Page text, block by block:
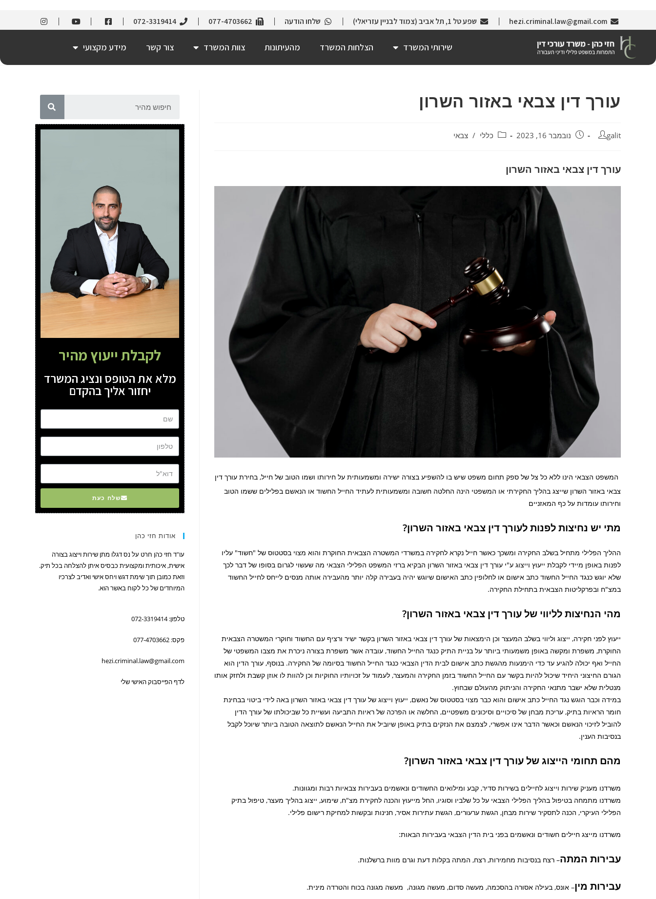
hezi.criminal.law@gmail.com שפע טל 1, תל אביב (צמוד לבניין עזריאלי) שלחו הודעה 077-4703662
072-3319414
שירותי המשרד הצלחות המשרד מהעיתונות צוות המשרד צור קשר מידע מקצועי
עורך דין צבאי באזור השרון
galit נובמבר 16, 2023 כללי / צבאי
עורך דין צבאי באזור השרון
המשפט הצבאי הינו ללא כל צל של ספק תחום משפט שיש בו להשפיע בצורה ישירה ומשמעותית על חירותו ושמו הטוב של חייל, בחירת עורך דין
צבאי באזור השרון שייצג בהליך החקירתי או המשפטי הינה החלטה חשובה ומשמעותית לעתיד החייל החשוד או הנאשם בפלילים ששמו הטוב
וחירותו עומדות על כף המאזניים
מתי יש נחיצות לפנות לעורך דין צבאי באזור השרון?
ההליך הפלילי מתחיל בשלב החקירה ומשכך כאשר חייל נקרא לחקירה במשרדי המשטרה הצבאית החוקרת והוא מצוי בסטטוס של "חשוד" עליו
לפנות באופן מיידי לקבלת ייעוץ וייצוג ע"י עורך דין צבאי באזור השרון הבקיא ברזי המשפט הפלילי הצבאי מה שעשוי לגרום בסופו של דבר לכך
שלא יוגש כנגד החייל החשוד כתב אישום או לחלופין כתב האישום שיוגש יהיה בעבירה קלה יותר מהעבירה אותה מנסים לייחס לחייל החשוד
במצ"ח ובפרקליטות הצבאית בתחילת החקירה.
מהי הנחיצות לליווי של עורך דין צבאי באזור השרון?
ייעוץ לפני חקירה, ייצוג וליווי בשלב המעצר וכן הימצאות של עורך דין צבאי באזור השרון בקשר ישיר ורציף עם החשוד וחוקרי המשטרה הצבאית
החוקרת, משפרת ומקשה באופן משמעותי ביותר על בניית התיק כנגד החייל החשוד, עובדה אשר משפרת בצורה ניכרת את מצבו המשפטי של
החייל ואף יכולה להגיע עד כדי הימנעות מהגשת כתב אישום לבית הדין הצבאי כנגד החייל החשוד בסיומה של החקירה. בנוסף, עורך הדין הוא
הגורם החיצוני היחיד שיכול להיות בקשר עם החייל החשוד בזמן החקירה והמעצר, לעמוד על זכויותיו החוקיות וכן להוות לו אוזן קשבת ולחזק אותו
מנטלית שלא ישבר מתנאי החקירה והניתוק מהעולם שבחוץ.
במידה וכבר הוגש נגד החייל כתב אישום והוא כבר מצוי בסטטוס של נאשם, ייעוץ וייצוג של עורך דין צבאי באזור השרון באה לידי ביטוי בבחינת
חומר הראיות בתיק, עריכת מבחן של סיכויים וסיכונים משפטיים, החלשה או הפרכה של ראיות התביעה ועשיית כל שביכולתו של עורך הדין
להוביל לזיכוי הנאשם וכאשר הדבר אינו אפשרי, לצמצם את הנזקים בתיק באופן שיוביל את החייל הנאשם לתוצאה הטובה ביותר שיוכל לקבל
בנסיבות הענין.
מהם תחומי הייצוג של עורך דין צבאי באזור השרון?
משרדנו מעניק שירות וייצוג לחיילים בשירות סדיר, קבע ומילואים החשודים ונאשמים בעבירות צבאיות רבות ומגוונות.
משרדנו מתמחה בטיפול בהליך הפלילי הצבאי על כל שלביו וסוגיו, החל מייעוץ והכנה לחקירת מצ"ח, שימוע, ייצוג בהליך מעצר, טיפול בתיק
הפלילי העיקרי, הכנה לתסקיר שירות מבחן, הגשת ערעורים, הגשת עתירות אסיר, חנינות ובקשות למחיקת רישום פלילי.
משרדנו מייצג חיילים חשודים ונאשמים בפני בית הדין הצבאי בעבירות הבאות:
עבירות המתה– רצח בנסיבות מחמירות, רצח, המתה בקלות דעת וגרם מוות ברשלנות.
עבירות מין– אונס, בעילה אסורה בהסכמה, מעשה סדום, מעשה מגונה, מעשה מגונה בכוח והטרדה מינית.
לקבלת ייעוץ מהיר
מלא את הטופס ונציג המשרד
יחזור אליך בהקדם
שלח כעת
אודות חזי כהן
עו"ד חזי כהן חרט על נס דגלו מתן שירות וייצוג בצורה
אישית, איכותית ומקצועית כבסיס איתן להצלחה בכל תיק.
וזאת כמובן תוך שימת דגש ויחס אישי ואדיב לצרכיו
המיוחדים של כל לקוח באשר הוא.
טלפון: 072-3319414
פקס: 077-4703662
hezi.criminal.law@gmail.com
לדף הפייסבוק האישי שלי